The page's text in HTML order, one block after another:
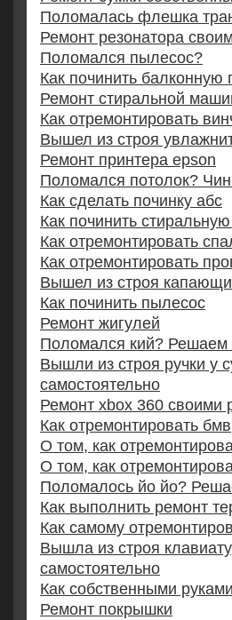
Поломалась флешка
Ремонт резонатора
Поломался пылесос?
Как починить балконную
Ремонт стиральной
Как отремонтировать
Вышел из строя
Ремонт принтера epson
Поломался потолок?
Как сделать починку абс
Как починить
Как отремонтировать
Как отремонтировать
Вышел из строя
Как починить пылесос
Ремонт жигулей
Поломался кий? Решаем
Вышли из строя ручки у
самостоятельно
Ремонт xbox 360 своими
Как отремонтировать бмв
О том, как
О том, как
Поломалось йо йо?
Как выполнить ремонт
Как самому
Вышла из строя
самостоятельно
Как собственными
Ремонт покрышки